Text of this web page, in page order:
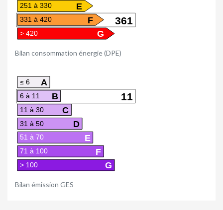
E
251 à 330
361
F
331 à 420
G
> 420
Bilan consommation énergie (DPE)
A
≤ 6
11
B
6 à 11
C
11 à 30
D
31 à 50
E
51 à 70
F
71 à 100
G
> 100
Bilan émission GES